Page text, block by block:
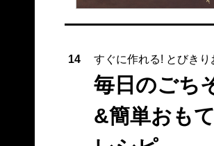
14 すぐに作れる! とびきり
毎日のごち
&簡単おも